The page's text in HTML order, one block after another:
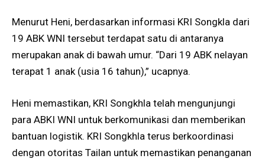
Menurut Heni, berdasarkan informasi KRI Songkla dari
19 ABK WNI tersebut terdapat satu di antaranya
merupakan anak di bawah umur. “Dari 19 ABK nelayan
terapat 1 anak (usia 16 tahun),” ucapnya.
Heni memastikan, KRI Songkhla telah mengunjungi
para ABKI WNI untuk berkomunikasi dan memberikan
bantuan logistik. KRI Songkhla terus berkoordinasi
dengan otoritas Tailan untuk memastikan penanganan